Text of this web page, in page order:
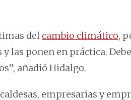
del cambio climático,
las ponen en práctica.
añadió Hidalgo.
empresarias y